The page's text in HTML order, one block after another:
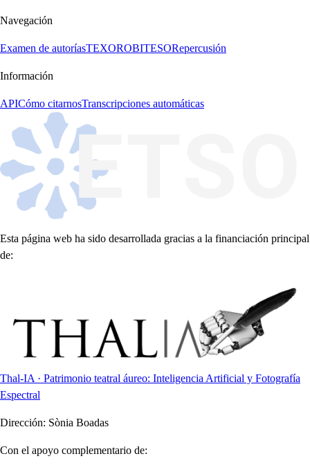
Navegación
Examen de autoríasTEXOROBITESORepercusión
Información
APICómo citarnosTranscripciones automáticas
Esta página web ha sido desarrollada gracias a la financiación principal
de:
Thal-IA · Patrimonio teatral áureo: Inteligencia Artificial y Fotografía
Espectral
Dirección: Sònia Boadas
Con el apoyo complementario de: